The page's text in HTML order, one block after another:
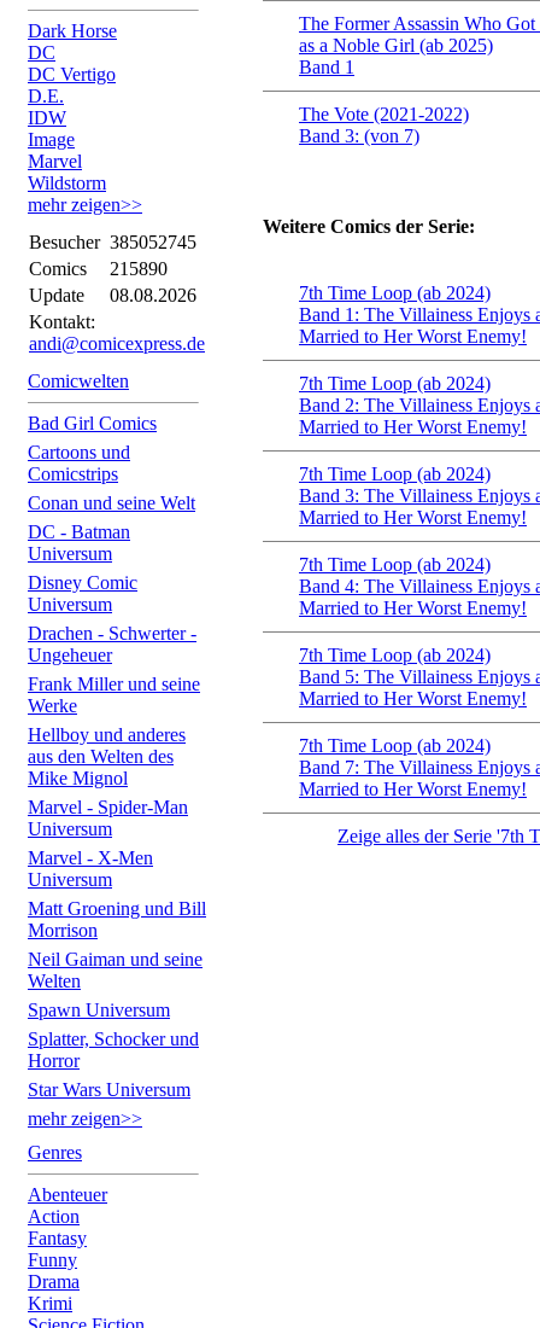
Dark Horse
DC
DC Vertigo
D.E.
IDW
Image
Marvel
Wildstorm
mehr zeigen>>
Besucher 385052745
Comics
215890
Update
08.08.2026
Kontakt:
andi@comicexpress.de
Comicwelten
Bad Girl Comics
Cartoons und
Comicstrips
Conan und seine Welt
DC - Batman
Universum
Disney Comic
Universum
Drachen - Schwerter -
Ungeheuer
Frank Miller und seine
Werke
Hellboy und anderes
aus den Welten des
Mike Mignol
Marvel - Spider-Man
Universum
Marvel - X-Men
Universum
Matt Groening und Bill
Morrison
Neil Gaiman und seine
Welten
Spawn Universum
Splatter, Schocker und
Horror
Star Wars Universum
mehr zeigen>>
Genres
Abenteuer
Action
Fantasy
Funny
Drama
Krimi
The Former Assassin Who Got
as a Noble Girl (ab 2025)
Band 1
The Vote (2021-2022)
Band 3: (von 7)
Weitere Comics der Serie:
7th Time Loop (ab 2024)
Band 1: The Villainess Enjoys
Married to Her Worst Enemy!
7th Time Loop (ab 2024)
Band 2: The Villainess Enjoys
Married to Her Worst Enemy!
7th Time Loop (ab 2024)
Band 3: The Villainess Enjoys
Married to Her Worst Enemy!
7th Time Loop (ab 2024)
Band 4: The Villainess Enjoys
Married to Her Worst Enemy!
7th Time Loop (ab 2024)
Band 5: The Villainess Enjoys
Married to Her Worst Enemy!
7th Time Loop (ab 2024)
Band 7: The Villainess Enjoys
Married to Her Worst Enemy!
Zeige alles der Serie '7th